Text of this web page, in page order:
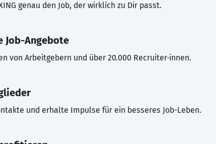
genau den Job, der wirklich zu Dir passt.
Job-Angebote
von Arbeitgebern und über 20.000 Recruiter·innen.
und erhalte Impulse für ein besseres Job-Leben.